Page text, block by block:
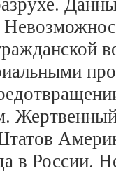
в России.